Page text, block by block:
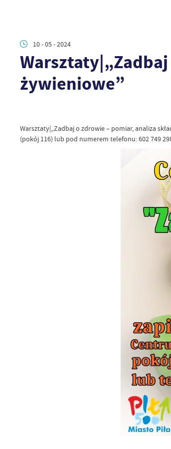
10 - 05 - 2024
żywieniowe”
Warsztaty|„Zadbaj o zdrowie – pomiar, analiza
(pokój 116) lub pod numerem telefonu: 602 749